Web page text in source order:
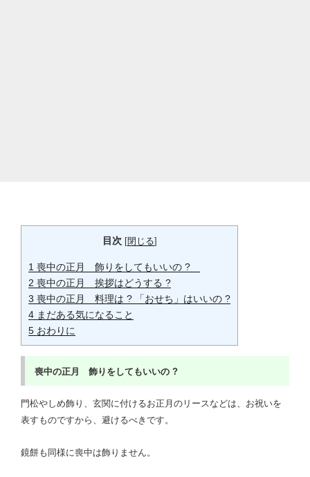
目次 [閉じる]
1 喪中の正月 飾りをしてもいいの ?
2 喪中の正月 挨拶はどうする ?
3 喪中の正月 料理は ? 「おせち」はいいの ?
4 まだある気になること
5 おわりに
喪中の正月 飾りをしてもいいの ?
門松やしめ飾り、玄関に付けるお正月のリースなどは、お祝いを
表すものですから、避けるべきです。
鏡餅も同様に喪中は飾りません。